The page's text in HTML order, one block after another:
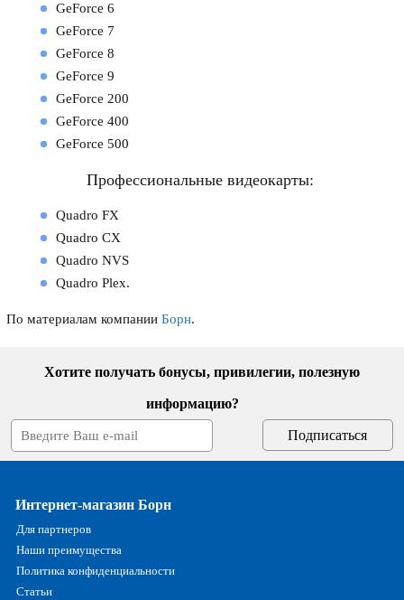
GeForce 6
GeForce 7
GeForce 8
GeForce 9
GeForce 200
GeForce 400
GeForce 500
Профессиональные видеокарты:
Quadro FX
Quadro CX
Quadro NVS
Quadro Plex.
По материалам компанииБорн.
Хотите получать бонусы, привилегии, полезную
информацию?
Интернет-магазин Борн
Для партнеров
Наши преимущества
Политика конфиденциальности
Статьи